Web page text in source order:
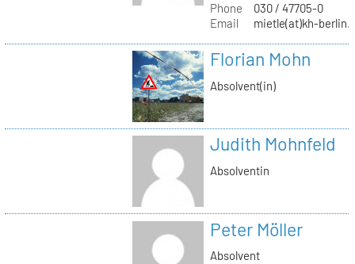
Phone
030 / 47705-0
Email
mietle(at)kh-
Florian Mohn
Absolvent(in)
Judith Mohnfeld
Absolventin
Peter Möller
Absolvent